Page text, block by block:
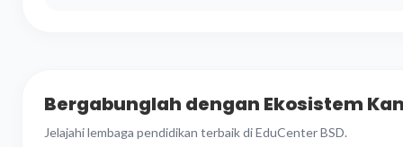
Bergabunglah dengan Ekosistem
Jelajahi lembaga pendidikan terbaik di EduCenter BSD.